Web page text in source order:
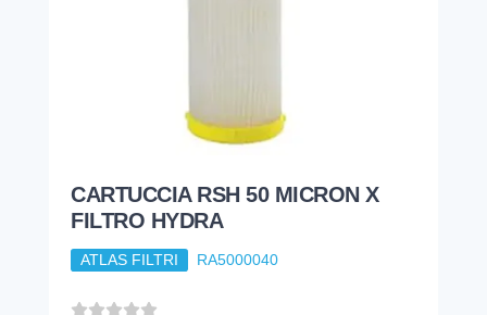
CARTUCCIA RSH 50 MICRON X
FILTRO HYDRA
ATLAS FILTRI RA5000040